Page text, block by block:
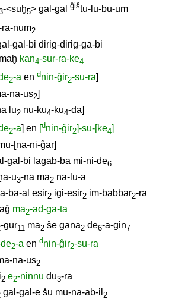
-<suḫ5> gal-gal ĝištu-lu-bu-um
ra-num2
gal-bi dirig-dirig-ga-bi
maḫ kan4-sur-ra-ke4
2-a en dnin-ĝir2-su-ra]
na-us2]
lu2 nu-ku4-ku4-da]
2-a] en [dnin-ĝir2]-su-[ke4]
[na-ni-ĝar]
gal-bi lagab-ba mi-ni-de6
u3-na ma2 na-lu-a
a-ba-al esir2 igi-esir2 im-babbar2-ra
ma2-ad-ga-ta
-gur11 ma2 še gana2 de6-a-gin7
2-a en dnin-ĝir2-su-ra
na-us2
2 e2-ninnu du3-ra
gal-gal-e šu mu-na-ab-il 2